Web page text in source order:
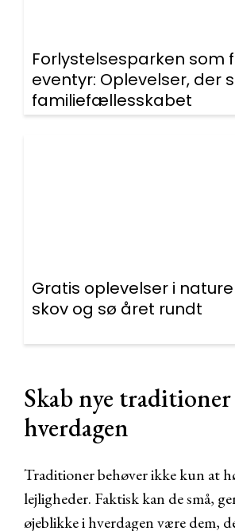
Forlystelsesparken som
eventyr: Oplevelser, der
familiefællesskabet
Gratis oplevelser i
skov og sø året rundt
Skab nye
hverdagen
Traditioner behøver ikke kun at
lejligheder. Faktisk kan de små,
øjeblikke i hverdagen være dem,